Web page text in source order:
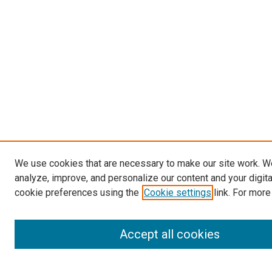
We use cookies that are necessary to make our site work.
analyze, improve, and personalize our content and your
cookie preferences using the Cookie settings link. For
Accept all cookies